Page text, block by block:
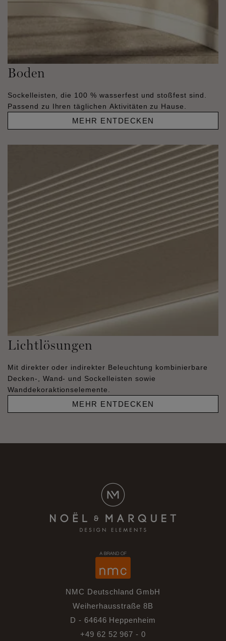
Boden
Sockelleisten, die 100 % wasserfest und stoßfest sind.
Passend zu Ihren täglichen Aktivitäten zu Hause.
MEHR ENTDECKEN
Lichtlösungen
Mit direkter oder indirekter Beleuchtung kombinierbare
Decken-, Wand- und Sockelleisten sowie
Wanddekoraktionselemente.
MEHR ENTDECKEN
NMC Deutschland GmbH
Weiherhausstraße 8B
D - 64646 Heppenheim
+49 62 52 967 - 0